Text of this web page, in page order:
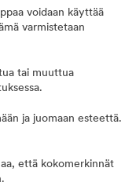
voidaan käyttää
varmistetaan
tai muuttua
ja juomaan esteettä.
että kokomerkinnät